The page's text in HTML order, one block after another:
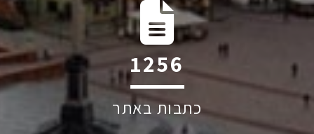
1895
כתבות באתר